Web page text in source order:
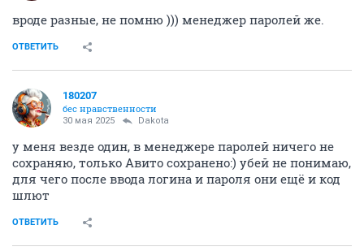
вроде разные, не помню ))) менеджер паролей же.
ОТВЕТИТЬ
180207
бес нравственности
30 мая 2025 Dаkota
у меня везде один, в менеджере паролей ничего не
сохраняю, только Авито сохранено:) убей не понимаю,
для чего после ввода логина и пароля они ещё и код
шлют
ОТВЕТИТЬ